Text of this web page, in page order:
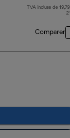
prix
TVA incluse de
Comparer